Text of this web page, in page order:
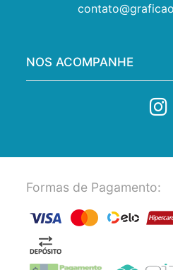
NOS ACOMPANHE
Formas de Pagamento: